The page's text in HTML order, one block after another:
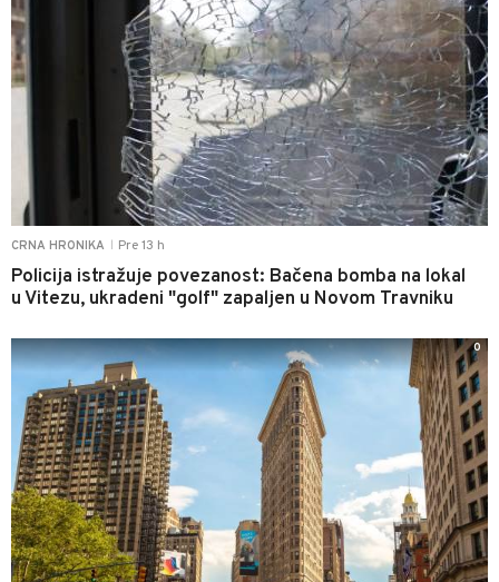
CRNA HRONIKA Pre 13 h
Policija istražuje povezanost: Bačena bomba na lokal
u Vitezu, ukradeni "golf" zapaljen u Novom Travniku
0